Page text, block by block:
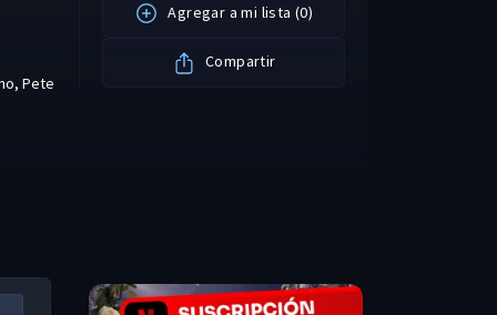
, Pete
Agregar a mi lista (0)
Compartir